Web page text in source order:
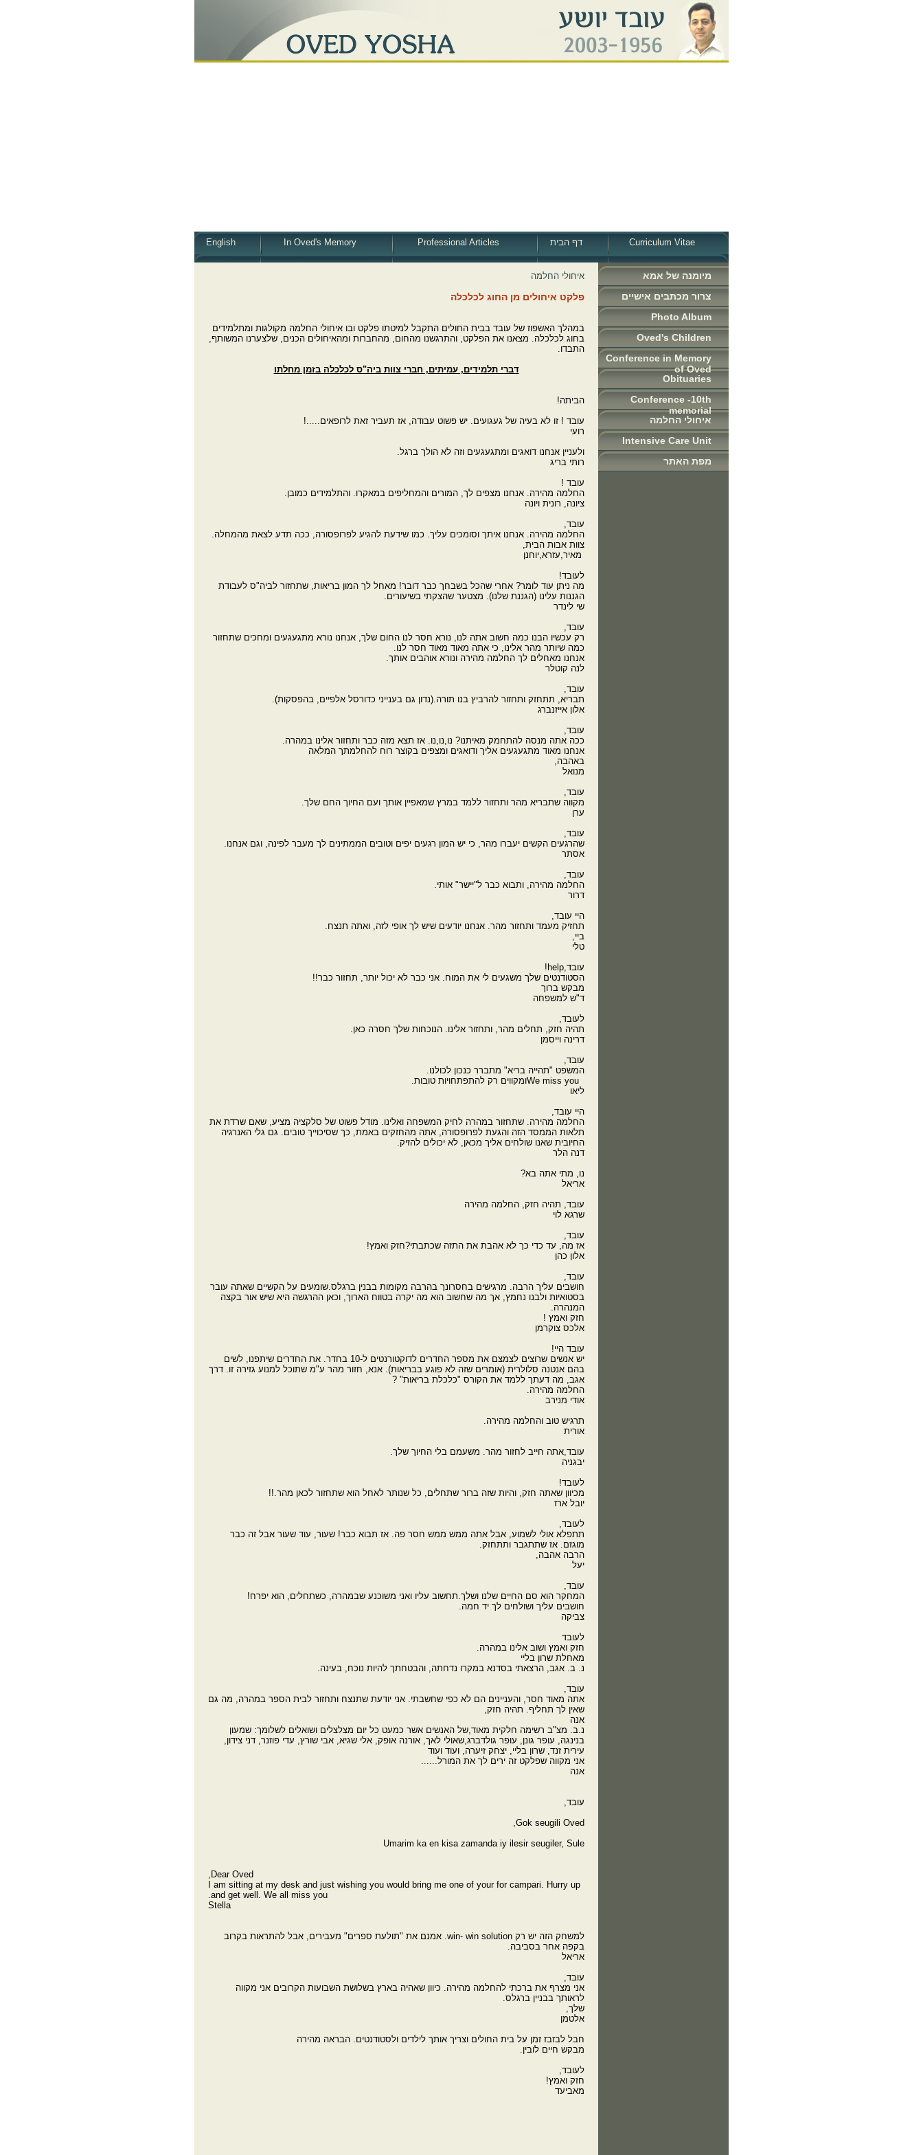
Curriculum Vitae דף הבית Professional Articles
In Oved's Memory
English
מיומנה של אמא
צרור מכתבים אישיים
Photo Album
Oved's Children
Conference in Memory
of Oved
Obituaries
Conference -10th
memorial
איחולי החלמה
Intensive Care Unit
מפת האתר
איחולי החלמה
פלקט איחולים מן החוג לכלכלה
במהלך האשפוז של עובד בבית החולים התקבל למיטתו פלקט ובו איחולי החלמה מקולגות ומתלמידים
בחוג לכלכלה. מצאנו את הפלקט, והתרגשנו מהחום, מהחברות ומהאיחולים הכנים, שלצערנו המשותף,
התבדו.
דברי תלמידים, עמיתים, חברי צוות ביה"ס לכלכלה בזמן מחלתו
הביתה!
עובד ! זו לא בעיה של געגועים. יש פשוט עבודה, אז תעביר זאת לרופאים.....!
רועי
ולעניין אנחנו דואגים ומתגעגעים וזה לא הולך ברגל.
רותי בריג
עובד !
החלמה מהירה. אנחנו מצפים לך, המורים והמחליפים במאקרו. והתלמידים כמובן.
ציונה, רונית ויונה
עובד,
החלמה מהירה. אנחנו איתך וסומכים עליך. כמו שידעת להגיע לפרופסורה, ככה תדע לצאת מהמחלה.
צוות אבות הבית,
מאיר,עזרא,יוחנן
לעובד!
מה ניתן עוד לומר? אחרי שהכל בשבחך כבר דובר! מאחל לך המון בריאות, שתחזור לביה"ס לעבודת
הגננות עלינו (הגננת שלנו). מצטער שהצקתי בשיעורים.
שי לינדר
עובד,
רק עכשיו הבנו כמה חשוב אתה לנו, נורא חסר לנו החום שלך, אנחנו נורא מתגעגעים ומחכים שתחזור
כמה שיותר מהר אלינו, כי אתה מאוד מאוד חסר לנו.
אנחנו מאחלים לך החלמה מהירה ונורא אוהבים אותך.
לנה קוטלר
עובד,
תבריא, תתחזק ותחזור להרביץ בנו תורה.(נדון גם בענייני כדורסל אלפיים, בהפסקות).
אלון אייזנברג
עובד,
ככה אתה מנסה להתחמק מאיתנו? נו,נו,נו. אז תצא מזה כבר ותחזור אלינו במהרה.
אנחנו מאוד מתגעגעים אליך ודואגים ומצפים בקוצר רוח להחלמתך המלאה
באהבה,
מנואל
עובד,
מקווה שתבריא מהר ותחזור ללמד במרץ שמאפיין אותך ועם החיוך החם שלך.
ערן
עובד,
שהרגעים הקשים יעברו מהר, כי יש המון רגעים יפים וטובים הממתינים לך מעבר לפינה, וגם אנחנו.
אסתר
עובד,
החלמה מהירה, ותבוא כבר ל"יישר" אותי.
דרור
היי עובד,
תחזיק מעמד ותחזור מהר. אנחנו יודעים שיש לך אופי לזה, ואתה תנצח.
ביי,
טלי
עובד,help!
הסטודנטים שלך משגעים לי את המוח. אני כבר לא יכול יותר, תחזור כבר!!
מבקש ברוך
ד"ש למשפחה
לעובד,
תהיה חזק, תחלים מהר, ותחזור אלינו. הנוכחות שלך חסרה כאן.
דרינה וייסמן
עובד,
המשפט "תהייה בריא" מתברר כנכון לכולנו.
ליאו
היי עובד,
החלמה מהירה. שתחזור במהרה לחיק המשפחה ואלינו. מודל פשוט של סלקציה מציע, שאם שרדת את
תלאות הממסד הזה והגעת לפרופסורה, אתה מהחזקים באמת, כך שסיכוייך טובים. גם גלי האנרגיה
החיובית שאנו שולחים אליך מכאן, לא יכולים להזיק.
דנה הלר
נו, מתי אתה בא?
אריאל
עובד, תהיה חזק, החלמה מהירה
שרגא לוי
עובד,
אז מה, עד כדי כך לא אהבת את התזה שכתבתי?חזק ואמץ!
אלון כהן
עובד,
חושבים עליך הרבה. מרגישים בחסרונך בהרבה מקומות בבנין ברגלס.שומעים על הקשיים שאתה עובר
בסטואיות ולבנו נחמץ, אך מה שחשוב הוא מה יקרה בטווח הארוך, וכאן ההרגשה היא שיש אור בקצה
המנהרה.
חזק ואמץ !
אלכס צוקרמן
עובד היי!
יש אנשים שרוצים לצמצם את מספר החדרים לדוקטורנטים ל-10 בחדר. את החדרים שיתפנו, לשים
בהם אנטנה סלולרית (אומרים שזה לא פוגע בבריאות). אנא, חזור מהר ע"מ שתוכל למנוע גזירה זו. דרך
אגב, מה דעתך ללמד את הקורס "כלכלת בריאות" ?
החלמה מהירה.
אודי מנירב
תרגיש טוב והחלמה מהירה.
אורית
עובד,אתה חייב לחזור מהר. משעמם בלי החיוך שלך.
יבגניה
לעובד!
מכיוון שאתה חזק, והיות שזה ברור שתחלים, כל שנותר לאחל הוא שתחזור לכאן מהר.!!
יובל ארז
לעובד,
תתפלא אולי לשמוע, אבל אתה ממש ממש חסר פה. אז תבוא כבר! שעור, עוד שעור אבל זה כבר
מוגזם. אז שתתגבר ותתחזק.
הרבה אהבה,
יעל
עובד,
המחקר הוא סם החיים שלנו ושלך.תחשוב עליו ואני משוכנע שבמהרה, כשתחלים, הוא יפרח!
חושבים עליך ושולחים לך יד חמה.
צביקה
לעובד
חזק ואמץ ושוב אלינו במהרה.
מאחלת שרון בליי
נ. ב. אגב, הרצאתי בסדנא במקרו נדחתה, והבטחתך להיות נוכח, בעינה.
עובד,
אתה מאוד חסר, והעניינים הם לא כפי שחשבתי. אני יודעת שתנצח ותחזור לבית הספר במהרה, מה גם
שאין לך תחליף. תהיה חזק,
אנה
נ.ב. מצ"ב רשימה חלקית מאוד,של האנשים אשר כמעט כל יום מצלצלים ושואלים לשלומך: שמעון
בנינגה, עופר גונן, עופר גולדברג,שאולי לאך, אורנה אופק, אלי שגיא, אבי שורץ, עדי פוזנר, דני צידון,
עירית זנד, שרון בליי, יצחק זיערה, ועוד ועוד
אני מקווה שפלקט זה ירים לך את המורל......
אנה
עובד,
Gok seugili Oved,
Umarim ka en kisa zamanda iy ilesir seugiler, Sule
Dear Oved,
I am sitting at my desk and just wishing you would bring me one of your for campari. Hurry up
and get well. We all miss you.
Stella
למשחק הזה יש רק win- win solution. אמנם את "תולעת ספרים" מעבירים, אבל להתראות בקרוב
בקפה אחר בסביבה.
אריאל
עובד,
אני מצרף את ברכתי להחלמה מהירה. כיוון שאהיה בארץ בשלושת השבועות הקרובים אני מקווה
לראותך בבניין ברגלס.
שלך,
אלטמן
חבל לבזבז זמן על בית החולים וצריך אותך לילדים ולסטודנטים. הבראה מהירה
מבקש חיים לובין.
לעובד,
חזק ואמץ!
מאביעד